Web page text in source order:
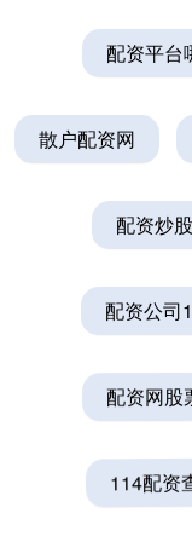
配资平台
散户配资网
配资炒
配资公司
配资网股
114配资